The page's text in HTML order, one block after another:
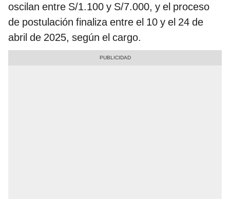
oscilan entre S/1.100 y S/7.000, y el proceso
de postulación finaliza entre el 10 y el 24 de
abril de 2025, según el cargo.